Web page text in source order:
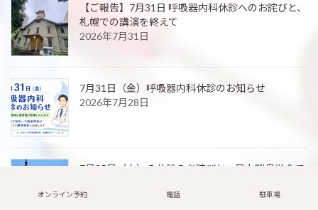
【ご報告】7月31日 呼吸器内科休診へのお詫びと、
札幌での講演を終えて
2026年7月31日
7月31日（金）呼吸器内科休診のお知らせ
2026年7月28日
7月25日（土）の休診のお詫びと、日本喘息学会で
2026年7月26日
オンライン予約 電話 駐車場